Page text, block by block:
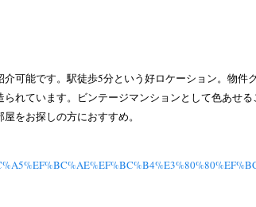
可能です。駅徒歩5分という好ロケーション。物件
れています。ビンテージマンションとして色あせ
をお探しの方におすすめ。